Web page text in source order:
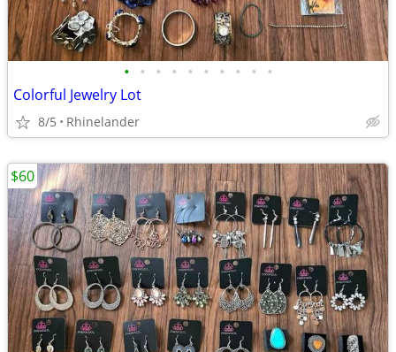
• • • • • • • • • •
Colorful Jewelry Lot
8/5 Rhinelander
$60